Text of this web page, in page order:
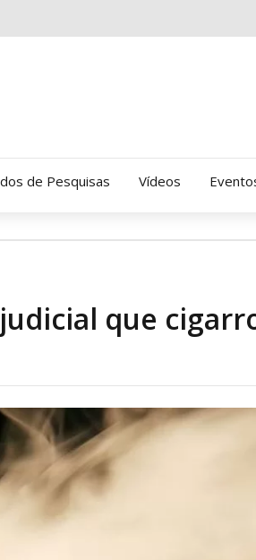
Amor-Exigente
AME – Psiquiatria Dra
de Pesquisas Vídeos
que